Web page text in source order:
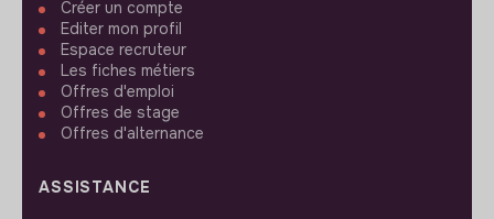
Créer un compte
Editer mon profil
Espace recruteur
Les fiches métiers
Offres d'emploi
Offres de stage
Offres d'alternance
ASSISTANCE